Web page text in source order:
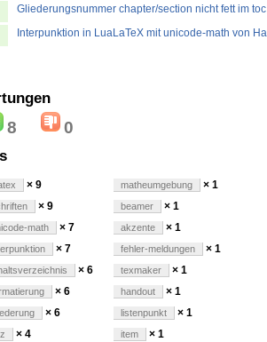
Gliederungsnummer chapter/section nicht fett im
Interpunktion in LuaLaTeX mit unicode-math von
8 0
× 9
× 9
math × 7
× 7
× 6
× 6
× 6
× 4
matheumgebung × 1
beamer × 1
akzente × 1
fehler-meldungen × 1
texmaker × 1
handout × 1
listenpunkt × 1
item × 1